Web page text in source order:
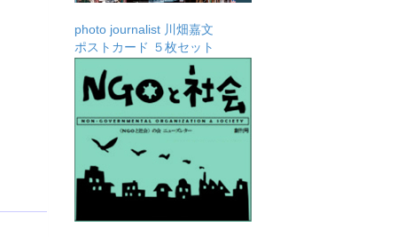
photo journalist 川畑嘉文
ポストカード ５枚セット